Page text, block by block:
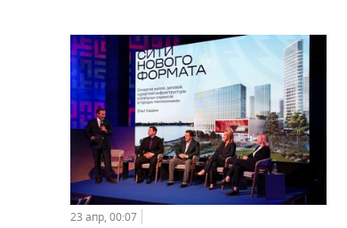
23 апр, 00:07